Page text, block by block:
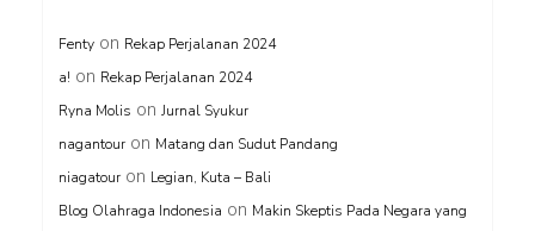
Fenty on Rekap Perjalanan 2024
a! on Rekap Perjalanan 2024
Ryna Molis on Jurnal Syukur
nagantour on Matang dan Sudut Pandang
niagatour on Legian, Kuta – Bali
Blog Olahraga Indonesia on Makin Skeptis Pada Negara yang